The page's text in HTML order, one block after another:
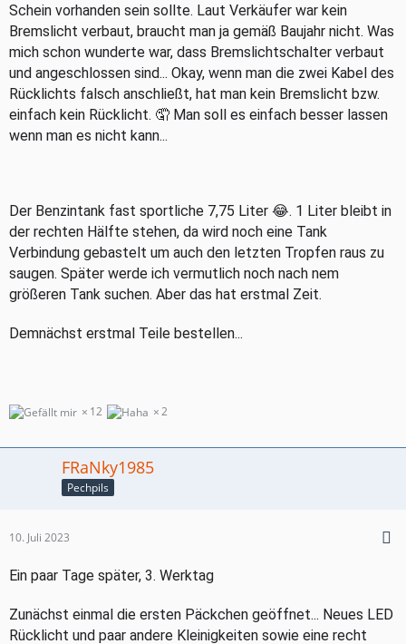
Schein vorhanden sein sollte. Laut Verkäufer war kein
Bremslicht verbaut, braucht man ja gemäß Baujahr nicht. Was
mich schon wunderte war, dass Bremslichtschalter verbaut
und angeschlossen sind... Okay, wenn man die zwei Kabel des
Rücklichts falsch anschließt, hat man kein Bremslicht bzw.
einfach kein Rücklicht. 🤦 Man soll es einfach besser lassen
wenn man es nicht kann...
Der Benzintank fast sportliche 7,75 Liter 😂. 1 Liter bleibt in
der rechten Hälfte stehen, da wird noch eine Tank
Verbindung gebastelt um auch den letzten Tropfen raus zu
saugen. Später werde ich vermutlich noch nach nem
größeren Tank suchen. Aber das hat erstmal Zeit.
Demnächst erstmal Teile bestellen...
12 2
FRaNky1985
Pechpils
10. Juli 2023
Ein paar Tage später, 3. Werktag
Zunächst einmal die ersten Päckchen geöffnet... Neues LED
Rücklicht und paar andere Kleinigkeiten sowie eine recht